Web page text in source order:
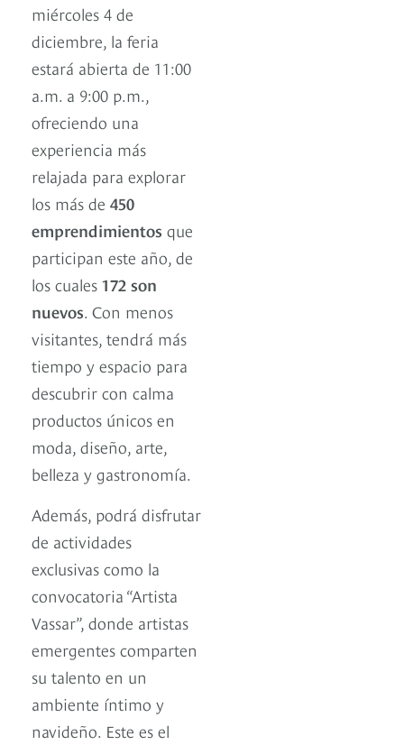
miércoles 4 de
diciembre, la feria
estará abierta de 11:00
a.m. a 9:00 p.m.,
ofreciendo una
experiencia más
relajada para explorar
los más de 450
emprendimientos que
participan este año, de
los cuales 172 son
nuevos. Con menos
visitantes, tendrá más
tiempo y espacio para
descubrir con calma
productos únicos en
moda, diseño, arte,
belleza y gastronomía.
Además, podrá disfrutar
de actividades
exclusivas como la
convocatoria “Artista
Vassar”, donde artistas
emergentes comparten
su talento en un
ambiente íntimo y
navideño. Este es el